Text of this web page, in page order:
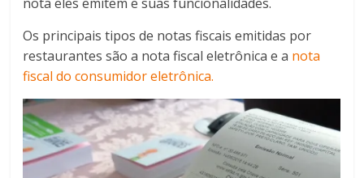
Os principais tipos de notas fiscais emitidas por
restaurantes são a nota fiscal eletrônica e a nota
fiscal do consumidor eletrônica.